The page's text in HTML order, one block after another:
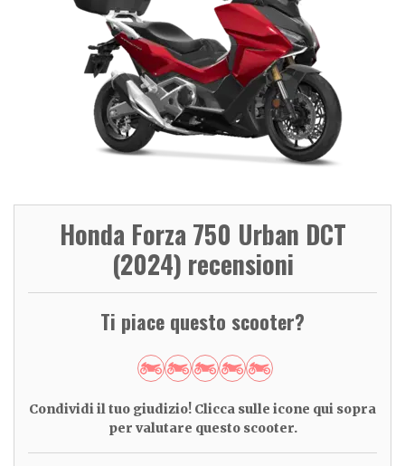
Honda Forza 750 Urban DCT
(2024) recensioni
Ti piace questo scooter?
Condividi il tuo giudizio! Clicca sulle icone qui sopra
per valutare questo scooter.